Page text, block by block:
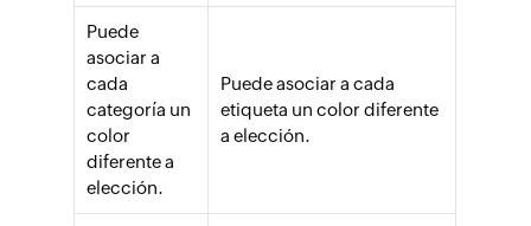
Puede
asociar a
cada
categoría un
color
diferente a
elección.
Puede asociar a cada
etiqueta un color diferente
a elección.